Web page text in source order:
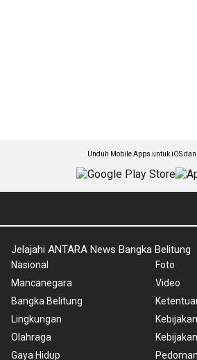
Unduh Mobile Apps untuk iOS
Jelajahi ANTARA News Bangka Belitung
Nasional
Mancanegara
Bangka Belitung
Lingkungan
Olahraga
Gaya Hidup
Foto
Video